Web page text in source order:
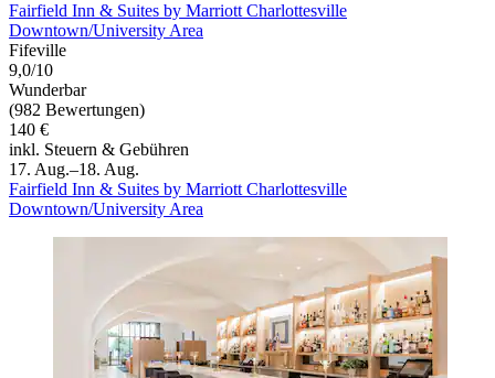
Fairfield Inn & Suites by Marriott Charlottesville
Downtown/University Area
Fifeville
9,0/10
Wunderbar
(982 Bewertungen)
140 €
inkl. Steuern & Gebühren
17. Aug.–18. Aug.
Fairfield Inn & Suites by Marriott Charlottesville
Downtown/University Area